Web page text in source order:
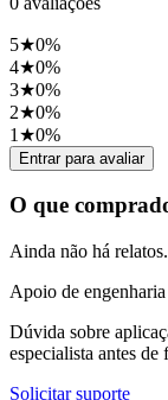
5★0%
4★0%
3★0%
2★0%
1 ★0%
Entrar para avaliar
O que
Ainda não há
Apoio de engenharia
Dúvida sobre
especialista antes de
Solicitar suporte